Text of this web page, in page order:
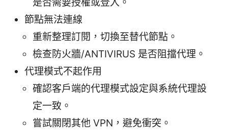
是否需要授權或登入。
節點無法連線
重新整理訂閱，切換至替代節點。
檢查防火牆/ANTIVIRUS 是否阻擋代理。
代理模式不起作用
確認客戶端的代理模式設定與系統代理設
定一致。
嘗試關閉其他 VPN，避免衝突。